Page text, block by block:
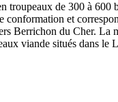
de 300 à
et
Berrichon du Cher. La
viande situés dans le